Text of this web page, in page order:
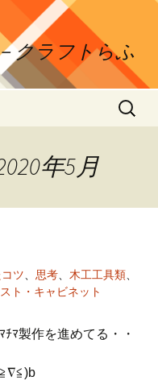
クラフトらふ
検
索:
年5月
ツ 思考 木工工具類
ト・キャビネット
ﾁﾏ製作を進めてる・・